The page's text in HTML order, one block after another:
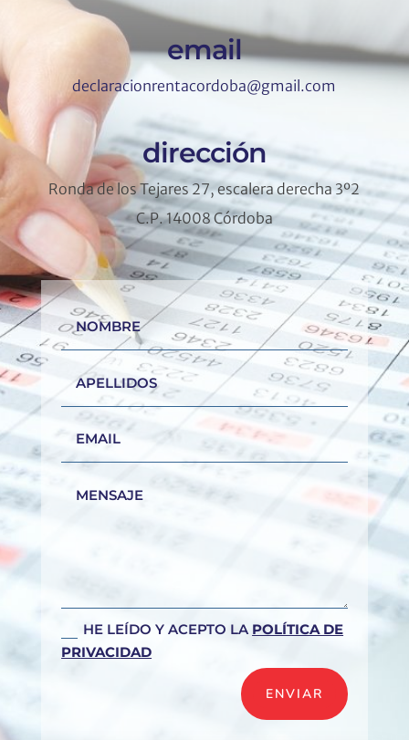
email
declaracionrentacordoba@gmail.com
dirección
Ronda de los Tejares 27, escalera derecha 3º2
C.P. 14008 Córdoba
HE LEÍDO Y ACEPTO LA POLÍTICA DE
PRIVACIDAD
ENVIAR